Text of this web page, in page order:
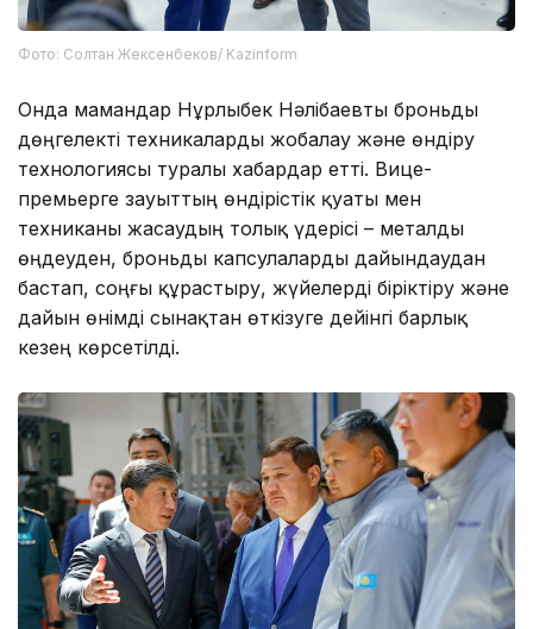
Фото: Солтан Жексенбеков/ Kazinform
Онда мамандар Нұрлыбек Нәлібаевты броньды
дөңгелекті техникаларды жобалау және өндіру
технологиясы туралы хабардар етті. Вице-
премьерге зауыттың өндірістік қуаты мен
техниканы жасаудың толық үдерісі – металды
өңдеуден, броньды капсулаларды дайындаудан
бастап, соңғы құрастыру, жүйелерді біріктіру және
дайын өнімді сынақтан өткізуге дейінгі барлық
кезең көрсетілді.